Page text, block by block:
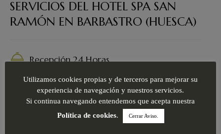
SERVICIOS DEL HOTEL SPA SAN
RAMÓN EN BARBASTRO (HUESCA)
Recepción 24 Horas
Climatización En Todo El Establecimiento
Wifi Gratis En Todo El Establecimiento
Utilizamos cookies propias y de terceros para mejorar su
experiencia de navegación y nuestros servicios.
Si continua navegando entendemos que acepta nuestra
Política de cookies. Cerrar Aviso.